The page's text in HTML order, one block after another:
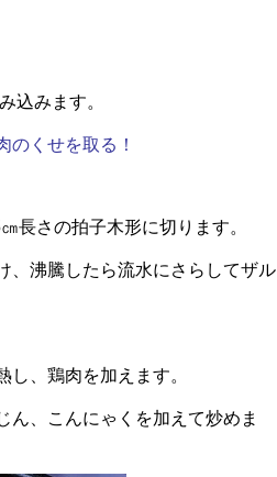
込みます。
くせを取る！
長さの拍子木形に切ります。
、沸騰したら流水にさらしてザル
、鶏肉を加えます。
ん、こんにゃくを加えて炒めま